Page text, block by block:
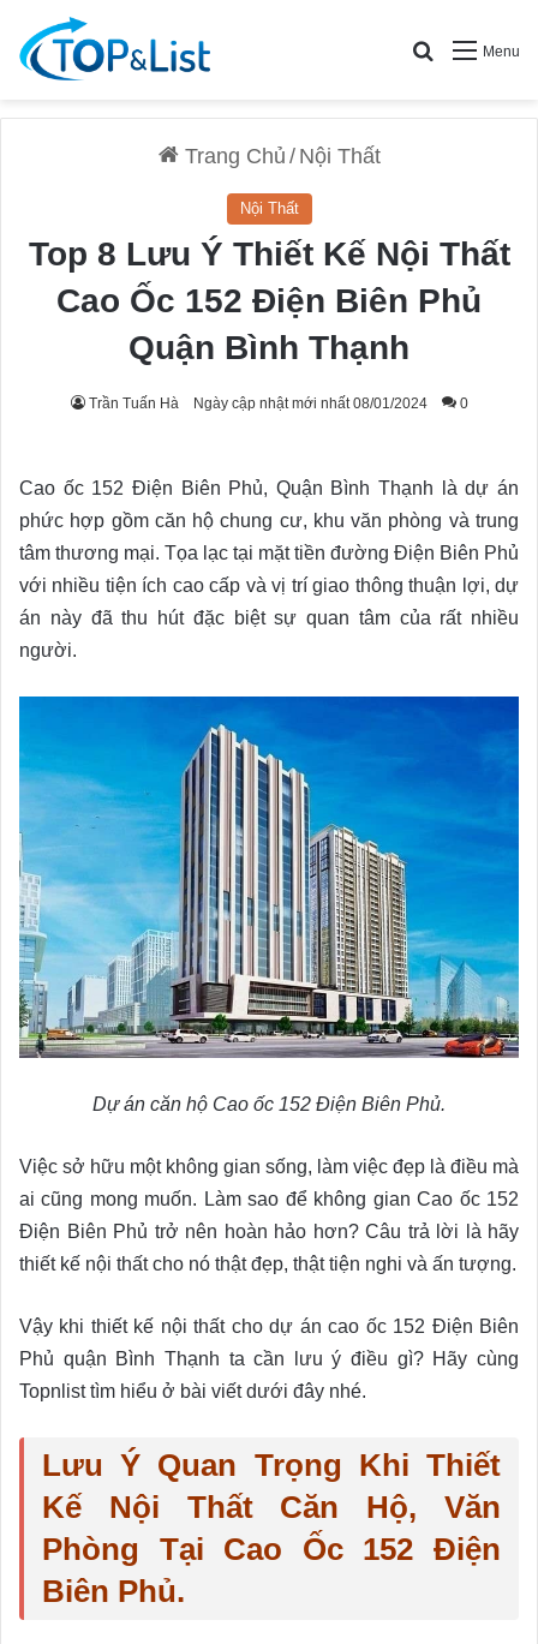
Menu
Search for
Trang Chủ / Nội Thất
Nội Thất
Top 8 Lưu Ý Thiết Kế Nội Thất
Cao Ốc 152 Điện Biên Phủ
Quận Bình Thạnh
Trần Tuấn Hà Ngày cập nhật mới nhất 08/01/2024 0
Cao ốc 152 Điện Biên Phủ, Quận Bình Thạnh là dự án
phức hợp gồm căn hộ chung cư, khu văn phòng và trung
tâm thương mại. Tọa lạc tại mặt tiền đường Điện Biên Phủ
với nhiều tiện ích cao cấp và vị trí giao thông thuận lợi, dự
án này đã thu hút đặc biệt sự quan tâm của rất nhiều
người.
Dự án căn hộ Cao ốc 152 Điện Biên Phủ.
Việc sở hữu một không gian sống, làm việc đẹp là điều mà
ai cũng mong muốn. Làm sao để không gian Cao ốc 152
Điện Biên Phủ trở nên hoàn hảo hơn? Câu trả lời là hãy
thiết kế nội thất cho nó thật đẹp, thật tiện nghi và ấn tượng.
Vậy khi thiết kế nội thất cho dự án cao ốc 152 Điện Biên
Phủ quận Bình Thạnh ta cần lưu ý điều gì? Hãy cùng
Topnlist tìm hiểu ở bài viết dưới đây nhé.
Lưu Ý Quan Trọng Khi Thiết
Kế Nội Thất Căn Hộ, Văn
Phòng Tại Cao Ốc 152 Điện
Biên Phủ.